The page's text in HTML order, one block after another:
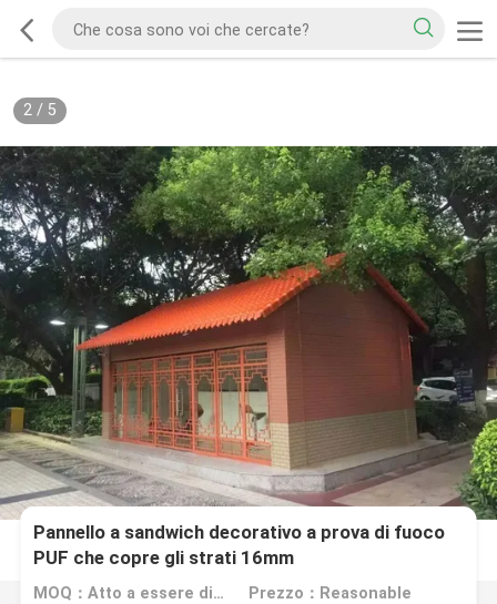
2/ 5
Pannello a sandwich decorativo a prova di fuoco
PUF che copre gli strati 16mm
MOQ：Atto a essere discusso Prezzo：Reasonable